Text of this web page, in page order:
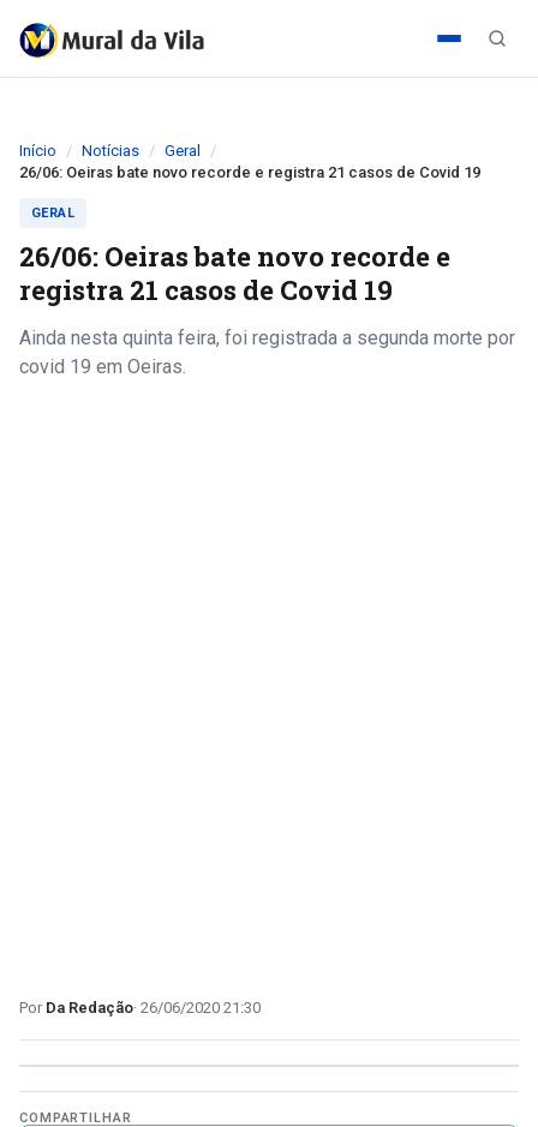
Início Notícias
Geral
26/06: Oeiras bate novo recorde e registra 21 casos de Covid 19
GERAL
26/06: Oeiras bate novo recorde e
registra 21 casos de Covid 19
Ainda nesta quinta feira, foi registrada a segunda morte por
covid 19 em Oeiras.
Da Redação 26/06/2020 21:30
COMPARTILHAR